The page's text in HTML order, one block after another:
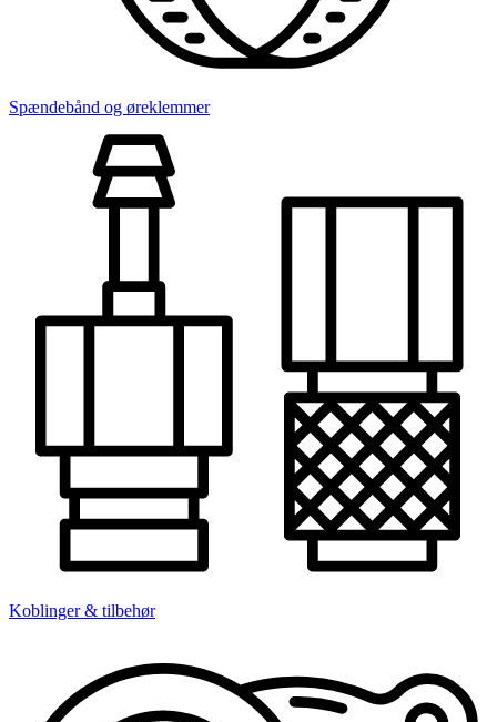
Spændebånd og øreklemmer
Koblinger & tilbehør